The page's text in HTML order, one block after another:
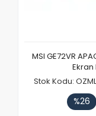
MSI GE72VR
Ekran
Stok Kodu:
%26